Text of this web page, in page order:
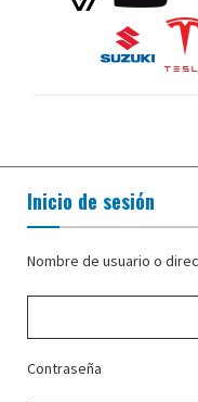
Inicio de sesión
Nombre de usuario o
Contraseña